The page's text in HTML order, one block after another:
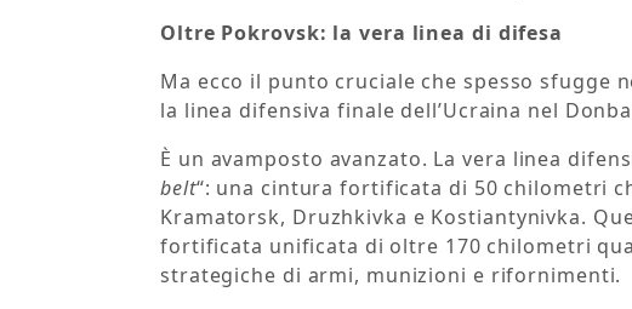
Oltre Pokrovsk: la vera linea di difesa
Ma ecco il punto cruciale che spesso sfugge
la linea difensiva finale dell’Ucraina nel
È un avamposto avanzato. La vera linea
belt“: una cintura fortificata di 50 chilometri
Kramatorsk, Druzhkivka e Kostiantynivka.
fortificata unificata di oltre 170 chilometri
strategiche di armi, munizioni e rifornimenti.